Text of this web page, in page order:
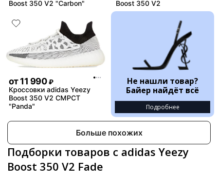
Boost 350 V2 "Carbon"
Boost 350 V2
от11 990 ₽
Кроссовки adidas Yeezy
Boost 350 V2 CMPCT
"Panda"
Не нашли товар?
Байер найдёт всё
Подробнее
Больше похожих
Подборки товаров с adidas Yeezy
Boost 350 V2 Fade